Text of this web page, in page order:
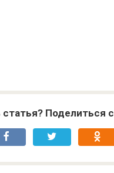
статья? Поделиться